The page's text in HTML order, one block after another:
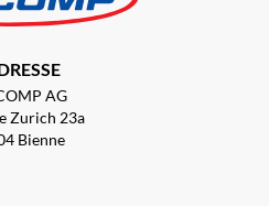
AG
Zurich 23a
Bienne